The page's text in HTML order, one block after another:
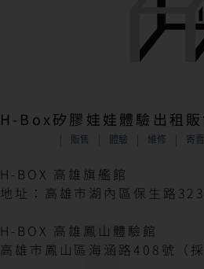
H-Box矽膠娃娃體驗出租販
販售 體驗 維修 寄賣
H-BOX 高雄旗艦館
地址：高雄市湖內區保生路
H-BOX 高雄鳳山體驗館
高雄市鳳山區海涵路408號（採